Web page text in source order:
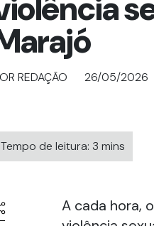
REDAÇÃO 26/05/2026
Tempo de leitura: 3 mins
A cada hora,